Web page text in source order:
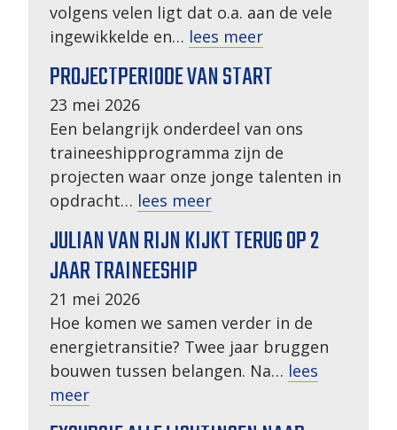
volgens velen ligt dat o.a. aan de vele
ingewikkelde en… lees meer
PROJECTPERIODE VAN START
23 mei 2026
Een belangrijk onderdeel van ons
traineeshipprogramma zijn de
projecten waar onze jonge talenten in
opdracht… lees meer
JULIAN VAN RIJN KIJKT TERUG OP 2
JAAR TRAINEESHIP
21 mei 2026
Hoe komen we samen verder in de
energietransitie? Twee jaar bruggen
bouwen tussen belangen. Na… lees
meer